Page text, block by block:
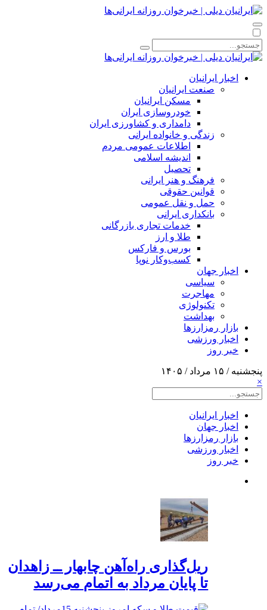
اخبار ایرانیان
صنعت ایرانیان
مسکن ایرانیان
خودروسازی ایران
دامداری و کشاورزی ایران
زندگی و خانواده ایرانی
اطلاعات عمومی مردم
اندیشه اسلامی
تحصیل
فرهنگ و هنر ایرانی
قوانین حقوقی
حمل و نقل عمومی
بانکداری ایرانی
خدمات تجاری بازرگانی
طلا و ارز
بورس و فارکس
کسب‌وکار نوپا
اخبار جهان
سیاسی
مهاجرت
تکنولوژی
بهداشت
بازار رمزارزها
اخبار ورزشی
خبر روز
پنجشنبه / ۱۵ مرداد / ۱۴۰۵
×
اخبار ایرانیان
اخبار جهان
بازار رمزارزها
اخبار ورزشی
خبر روز
ریل‌گذاری راه‌آهن چابهار ــ زاهدان
تا پایان مرداد به اتمام می‌رسد